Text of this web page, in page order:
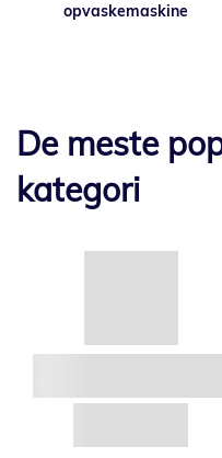
opvaskemaskine
De meste
kategori